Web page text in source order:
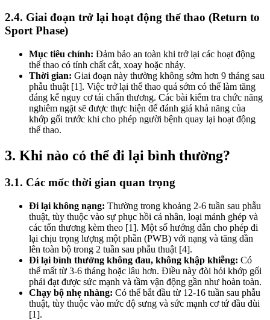
2.4. Giai đoạn trở lại hoạt động thể thao (Return to
Sport Phase)
Mục tiêu chính: Đảm bảo an toàn khi trở lại các hoạt động
thể thao có tính chất cắt, xoay hoặc nhảy.
Thời gian: Giai đoạn này thường không sớm hơn 9 tháng sau
phẫu thuật [1]. Việc trở lại thể thao quá sớm có thể làm tăng
đáng kể nguy cơ tái chấn thương. Các bài kiểm tra chức năng
nghiêm ngặt sẽ được thực hiện để đánh giá khả năng của
khớp gối trước khi cho phép người bệnh quay lại hoạt động
thể thao.
3. Khi nào có thể đi lại bình thường?
3.1. Các mốc thời gian quan trọng
Đi lại không nạng: Thường trong khoảng 2-6 tuần sau phẫu
thuật, tùy thuộc vào sự phục hồi cá nhân, loại mảnh ghép và
các tổn thương kèm theo [1]. Một số hướng dẫn cho phép đi
lại chịu trọng lượng một phần (PWB) với nạng và tăng dần
lên toàn bộ trong 2 tuần sau phẫu thuật [4].
Đi lại bình thường không đau, không khập khiễng: Có
thể mất từ 3-6 tháng hoặc lâu hơn. Điều này đòi hỏi khớp gối
phải đạt được sức mạnh và tầm vận động gần như hoàn toàn.
Chạy bộ nhẹ nhàng: Có thể bắt đầu từ 12-16 tuần sau phẫu
thuật, tùy thuộc vào mức độ sưng và sức mạnh cơ tứ đầu đùi
[1].